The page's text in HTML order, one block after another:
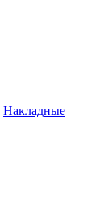
Накладные